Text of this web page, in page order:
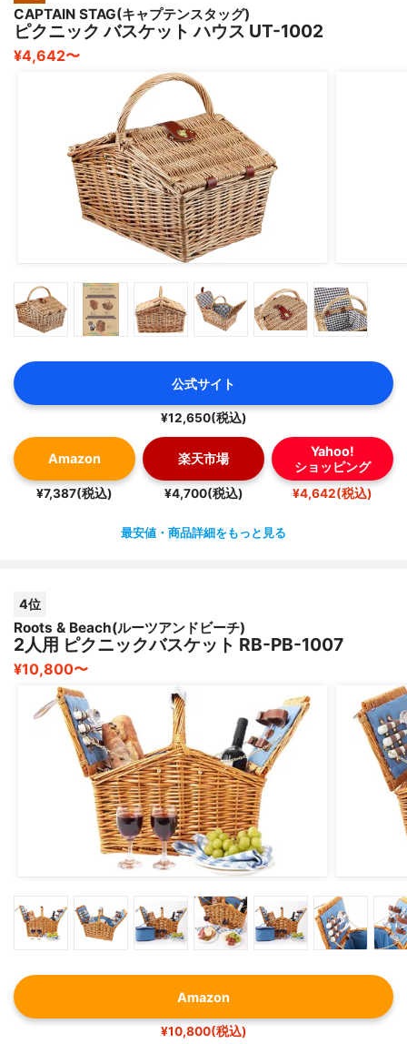
CAPTAIN STAG(キャプテンスタッグ)
ピクニック バスケット ハウス UT-1002
¥4,642〜
公式サイト
¥12,650(税込)
Amazon
¥7,387(税込)
楽天市場
¥4,700(税込)
Yahoo!
ショッピング
¥4,642(税込)
最安値・商品詳細をもっと見る
4位
Roots & Beach(ルーツアンドビーチ)
2人用 ピクニックバスケット RB-PB-1007
¥10,800〜
Amazon
¥10,800(税込)